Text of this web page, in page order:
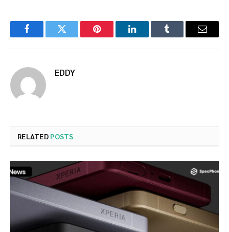
FacebookTwitter Pinterest LinkedInTumblr Email
EDDY
RELATED POSTS